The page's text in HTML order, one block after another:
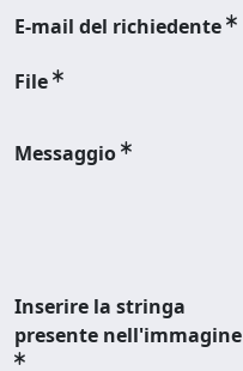
E-mail del richiedente
File
Messaggio
Inserire la stringa
presente nell'immagine